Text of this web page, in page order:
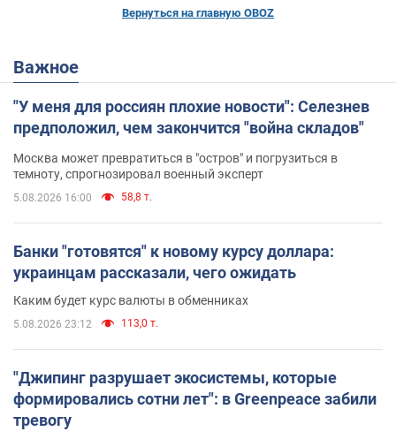
Вернуться на главную OBOZ
Важное
"У меня для россиян плохие новости": Селезнев
предположил, чем закончится "война складов"
Москва может превратиться в "остров" и погрузиться в
темноту, спрогнозировал военный эксперт
5.08.2026 16:00 58,8 т.
Банки "готовятся" к новому курсу доллара:
украинцам рассказали, чего ожидать
Каким будет курс валюты в обменниках
5.08.2026 23:12 113,0 т.
"Джипинг разрушает экосистемы, которые
формировались сотни лет": в Greenpeace забили
тревогу